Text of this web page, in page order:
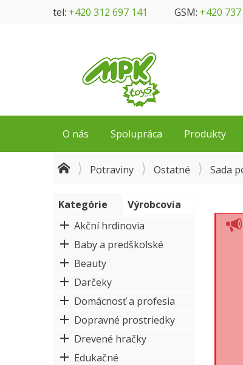
tel: +420 312 697 141 GSM: +420
O nás Spolupráca Produkty
Potraviny Ostatné Sada
Kategórie
Výrobcovia
Akční hrdinovia
Baby a predškolské
Beauty
Darčeky
Domácnosť a profesia
Dopravné prostriedky
Drevené hračky
Edukačné